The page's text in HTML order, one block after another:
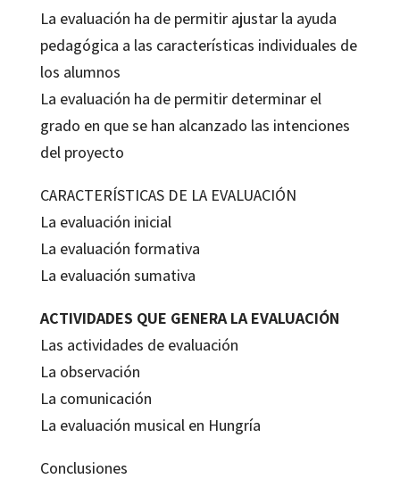
La evaluación ha de permitir ajustar la ayuda
pedagógica a las características individuales de
los alumnos
La evaluación ha de permitir determinar el
grado en que se han alcanzado las intenciones
del proyecto
CARACTERÍSTICAS DE LA EVALUACIÓN
La evaluación inicial
La evaluación formativa
La evaluación sumativa
ACTIVIDADES QUE GENERA LA EVALUACIÓN
Las actividades de evaluación
La observación
La comunicación
La evaluación musical en Hungría
Conclusiones